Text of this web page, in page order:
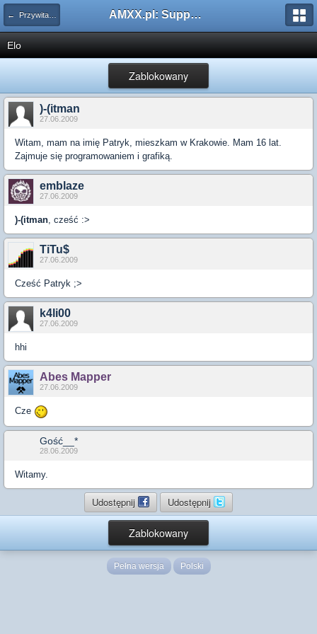
← Przywitaj się AMXX.pl: Support AMX Mod X i SourceMod
Elo
Zablokowany
)-(itman
27.06.2009
Witam, mam na imię Patryk, mieszkam w Krakowie. Mam 16 lat.
Zajmuje się programowaniem i grafiką.
emblaze
27.06.2009
)-(itman, cześć :>
TiTu$
27.06.2009
Cześć Patryk ;>
k4li00
27.06.2009
hhi
Abes Mapper
27.06.2009
Cze
Gość__*
28.06.2009
Witamy.
Udostępnij Udostępnij
Zablokowany
Pełna wersja Polski